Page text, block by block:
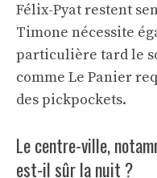
Félix-Pyat restent
Timone nécessite
particulière tard le
comme Le Panier
des pickpockets.
Le centre-ville,
est-il sûr la nuit ?